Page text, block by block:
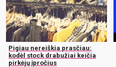
Pigiau nereiškia prasčiau:
kodėl stock drabužiai keičia
pirkėjų įpročius